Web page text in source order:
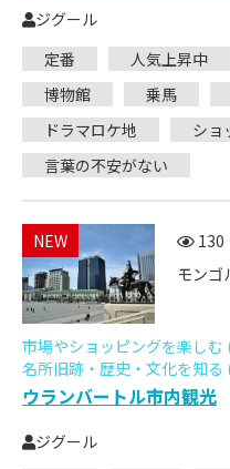
ジグール
定番
人気上昇中
博物館
乗馬
ドラマロケ地
ショ
言葉の不安がない
NEW
130
モンゴ
市場やショッピングを楽しむ
名所旧跡・歴史・文化を知る
ウランバートル市内観光
ジグール